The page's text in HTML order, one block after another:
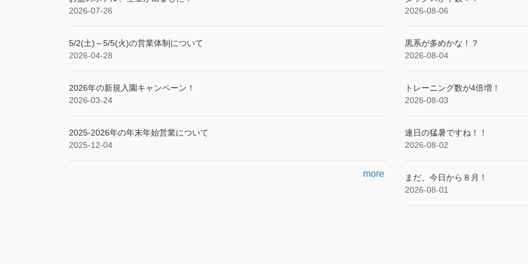
2026-07-26
5/2(土)～5/5(火)の営業体制について
2026-04-28
2026年の新規入園キャンペーン！
2026-03-24
2025‐2026年の年末年始営業について
2025-12-04
more
2026-08-06
黒系が多めかな！？
2026-08-04
トレーニング数が4倍増！
2026-08-03
連日の猛暑ですね！！
2026-08-02
まだ、今日から８月！
2026-08-01